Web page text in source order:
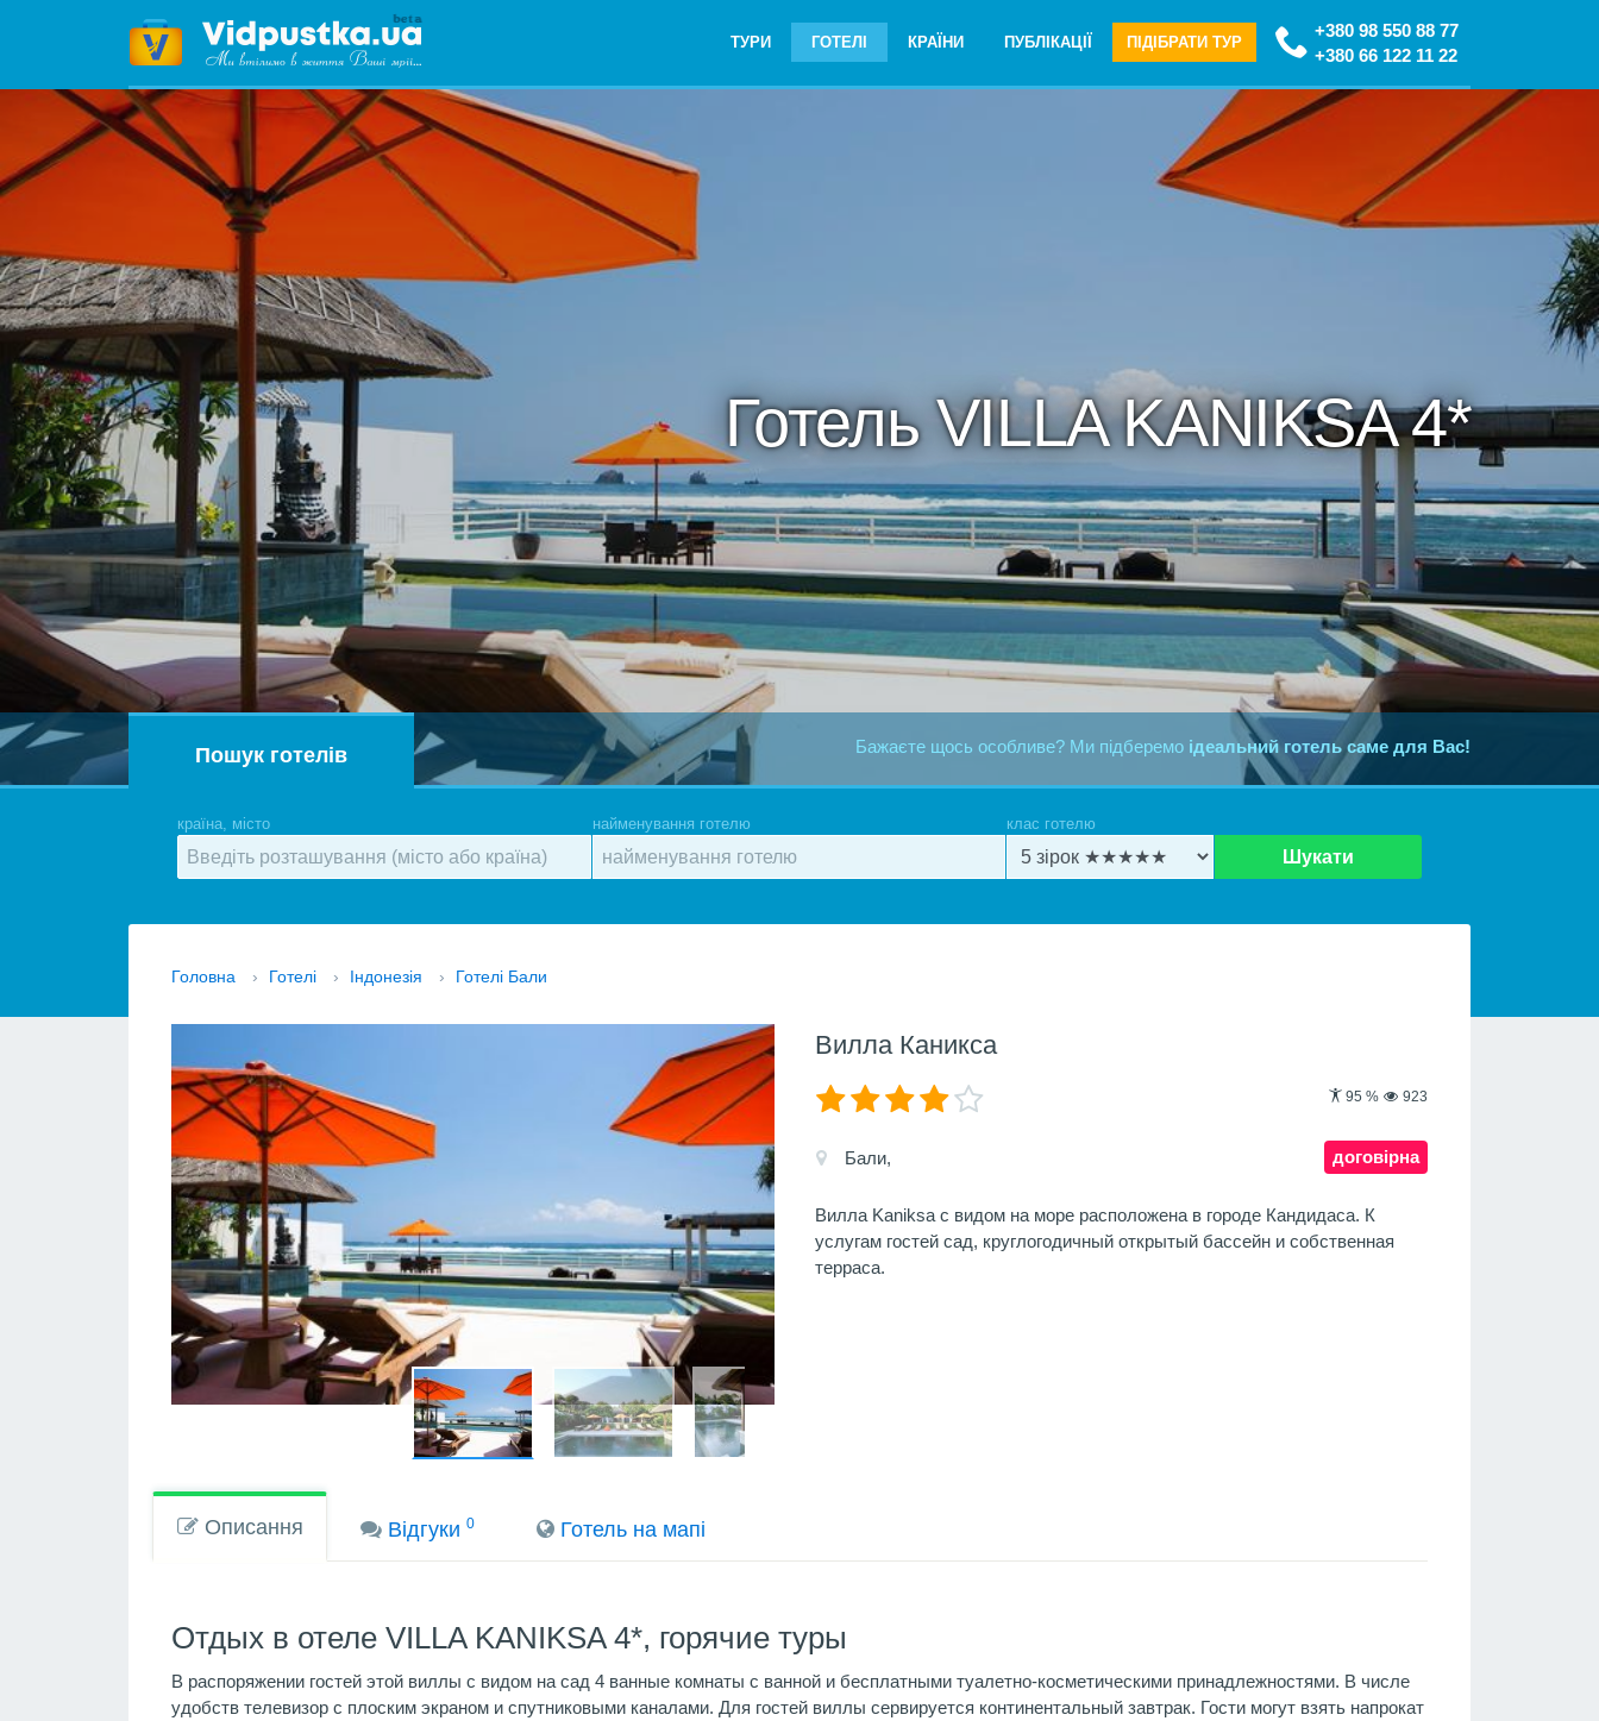
+380 98 550 88 77
+380 66 122 11 22
ТУРИ ГОТЕЛІ КРАЇНИ ПУБЛІКАЦІЇ ПІДІБРАТИ ТУР
Готель VILLA KANIKSA 4*
Бажаєте щось особливе? Ми підберемо ідеальний готель саме для Вас!
Пошук готелів
країна, місто найменування готелю клас готелю
Шукати
Головна › Готелі › Індонезія › Готелі Бали
Вилла Каникса
95 % 923
договірна
Бали,
Вилла Kaniksa с видом на море расположена в городе Кандидаса. К
услугам гостей сад, круглогодичный открытый бассейн и собственная
терраса.
Описання Вiдгуки0 Готель на мапi
Отдых в отеле VILLA KANIKSA 4*, горячие туры
В распоряжении гостей этой виллы с видом на сад 4 ванные комнаты с ванной и бесплатными туалетно-косметическими принадлежностями. В числе
удобств телевизор с плоским экраном и спутниковыми каналами. Для гостей виллы сервируется континентальный завтрак. Гости могут взять напрокат